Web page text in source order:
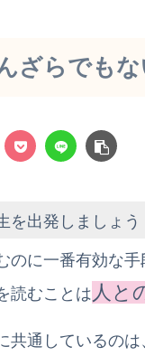
ざらでも
を出発しましょう
のに一番有効な手
読むことは 人と
共通しているの